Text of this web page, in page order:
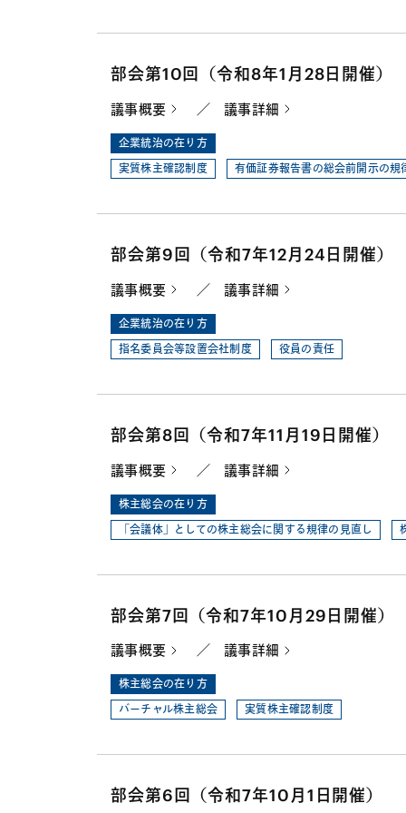
部会第10回（令和8年1月28日開催）
議事概要 ／ 議事詳細
企業統治の在り方
実質株主確認制度
有価証券報告書の総会前開示の規
部会第9回（令和7年12月24日開催）
議事概要 ／ 議事詳細
企業統治の在り方
指名委員会等設置会社制度
役員の責任
部会第8回（令和7年11月19日開催）
議事概要 ／ 議事詳細
株主総会の在り方
「会議体」としての株主総会に関する規律の見直し
部会第7回（令和7年10月29日開催）
議事概要 ／ 議事詳細
株主総会の在り方
バーチャル株主総会
実質株主確認制度
部会第6回（令和7年10月1日開催）